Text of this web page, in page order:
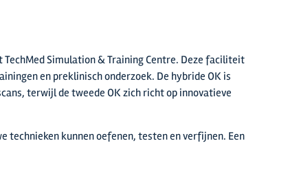
Simulation & Training Centre. Deze faciliteit
en preklinisch onderzoek. De hybride OK is
terwijl de tweede OK zich richt op innovatieve
kunnen oefenen, testen en verfijnen. Een